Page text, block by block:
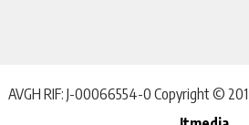
AVGH RIF: J-00066554-0 Copyright ©